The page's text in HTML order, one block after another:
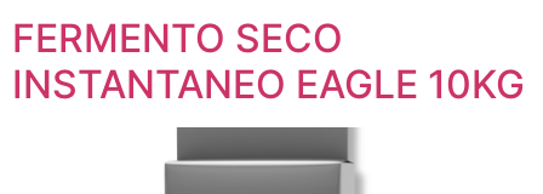
FERMENTO SECO
INSTANTANEO EAGLE 10KG